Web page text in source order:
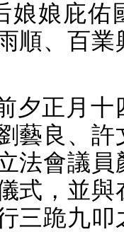
娘娘庇佑
順、百業
夕正月十
藝良、許
法會議員
式，並與
三跪九叩